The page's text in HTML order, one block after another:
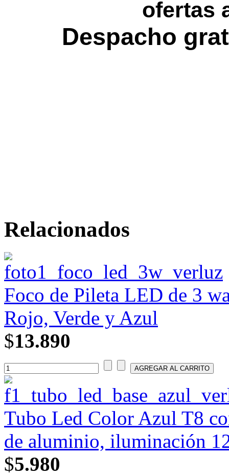
ofertas
Despacho
Relacionados
Foco de Pileta LED de 3
Rojo, Verde y Azul
$13.890
Tubo Led Color Azul T8
de aluminio, iluminación
$5.980